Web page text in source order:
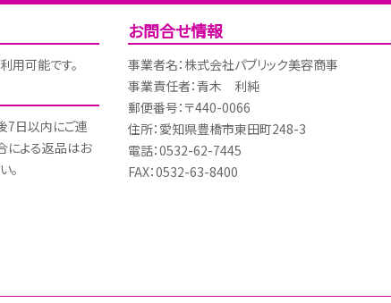
用可能です。
7日以内にご連
による返品はお
。
お問合せ情報
事業者名：株式会社パブリック美容商事
事業責任者：青木 利純
郵便番号：〒440-0066
住所：愛知県豊橋市東田町248-3
電話：0532-62-7445
FAX：0532-63-8400